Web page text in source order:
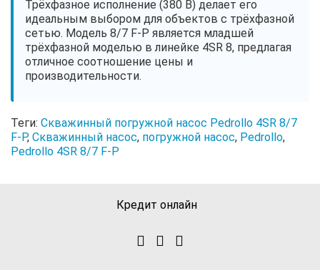
Трёхфазное исполнение (380 В) делает его
идеальным выбором для объектов с трёхфазной
сетью. Модель 8/7 F-P является младшей
трёхфазной моделью в линейке 4SR 8, предлагая
отличное соотношение цены и
производительности.
Теги: Скважинный погружной насос Pedrollo 4SR 8/7
F-P, Скважинный насос, погружной насос, Pedrollo,
Pedrollo 4SR 8/7 F-P
Кредит онлайн